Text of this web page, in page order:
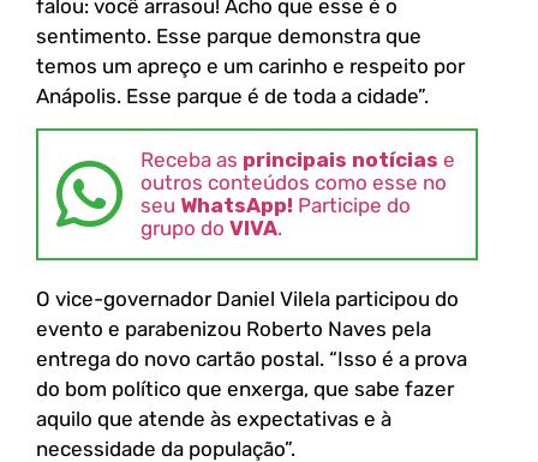
falou: você arrasou! Acho que esse é o
sentimento. Esse parque demonstra que
temos um apreço e um carinho e respeito por
Anápolis. Esse parque é de toda a cidade”.
Receba as principais notícias e
outros conteúdos como esse no
seu WhatsApp! Participe do
grupo do VIVA.
O vice-governador Daniel Vilela participou do
evento e parabenizou Roberto Naves pela
entrega do novo cartão postal. “Isso é a prova
do bom político que enxerga, que sabe fazer
aquilo que atende às expectativas e à
necessidade da população”.